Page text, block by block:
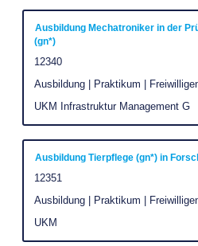
die
Stelleninformationen
vollständig
anzuzeigen.
Stellenbezeichnung
Ausbildung Mechatroniker in der
(gn*)
Stellenkennung
12340
Stellenkategorie
Ausbildung | Praktikum |
Unternehmen
UKM Infrastruktur Management G
Drücken
Sie
die
Leertaste,
um
die
Stelleninformationen
vollständig
anzuzeigen.
Stellenbezeichnung
Ausbildung Tierpflege (gn*) in
Stellenkennung
12351
Stellenkategorie
Ausbildung | Praktikum |
Unternehmen
UKM
Drücken
Sie
die
Leertaste,